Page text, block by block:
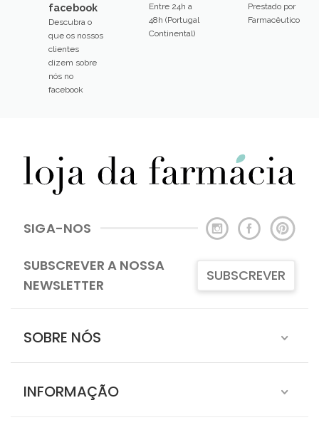
facebook
Descubra o
que os nossos
clientes
dizem sobre
nós no
facebook
Entre 24h a
48h (Portugal
Continental)
Prestado por
Farmacêutico
SIGA-NOS
SUBSCREVER A NOSSA
NEWSLETTER
SUBSCREVER
SOBRE NÓS
INFORMAÇÃO